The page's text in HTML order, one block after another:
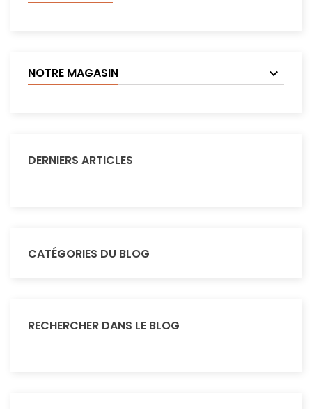
NOTRE MAGASIN
DERNIERS ARTICLES
CATÉGORIES DU BLOG
RECHERCHER DANS LE BLOG